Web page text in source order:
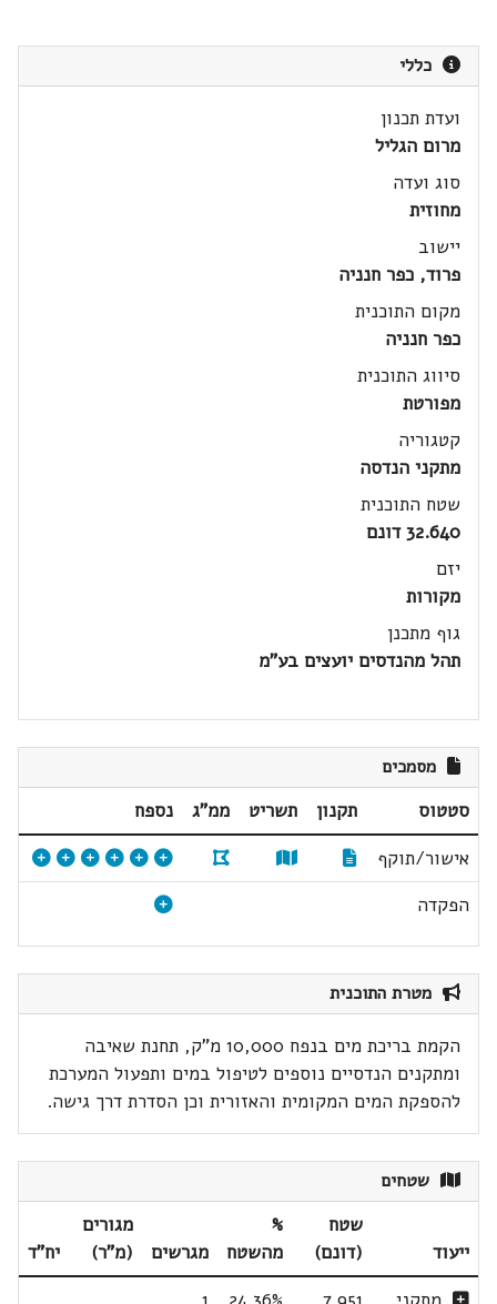
כללי
ועדת תכנון
מרום הגליל
סוג ועדה
מחוזית
יישוב
פרוד, כפר חנניה
מקום התוכנית
כפר חנניה
סיווג התוכנית
מפורטת
קטגוריה
מתקני הנדסה
שטח התוכנית
32.640 דונם
יזם
מקורות
גוף מתכנן
תהל מהנדסים יועצים בע"מ
מסמכים
סטטוס תקנון תשריט ממ"ג
נספח
אישור/תוקף
הפקדה
מטרת התוכנית
הקמת בריכת מים בנפח 10,000 מ"ק, תחנת שאיבה
ומתקנים הנדסיים נוספים לטיפול במים ותפעול המערכת
להספקת המים המקומית והאזורית וכן הסדרת דרך גישה.
שטחים
ייעוד
שטח
(דונם)
%
מהשטח
מגרשים
מגורים
(מ"ר)
יח"ד